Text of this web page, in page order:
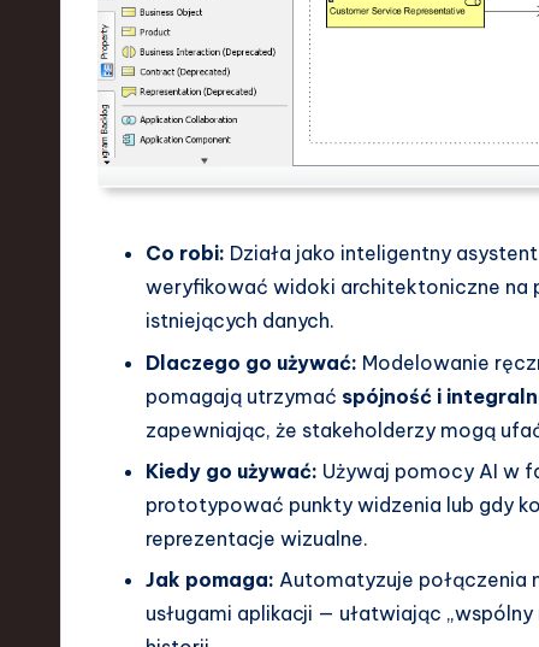
Co robi: Działa jako inteligentny
weryfikować widoki architektoniczne na
istniejących danych.
Dlaczego go używać: Modelowanie
pomagają utrzymać spójność i
zapewniając, że stakeholderzy mogą
Kiedy go używać: Używaj pomocy AI w
prototypować punkty widzenia lub gdy
reprezentacje wizualne.
Jak pomaga: Automatyzuje połączenia
usługami aplikacji — ułatwiając